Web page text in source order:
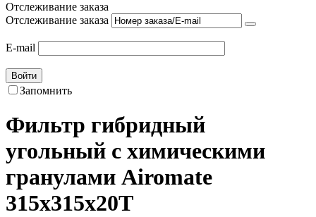
Отслеживание заказа
Отслеживание заказа
E-mail
Войти
Запомнить
Фильтр гибридный
угольный с химическими
гранулами Airomate
315x315x20T